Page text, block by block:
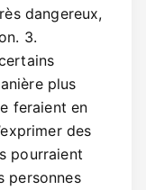
dangereux,
3.
plus
feraient en
des
pourraient
personnes